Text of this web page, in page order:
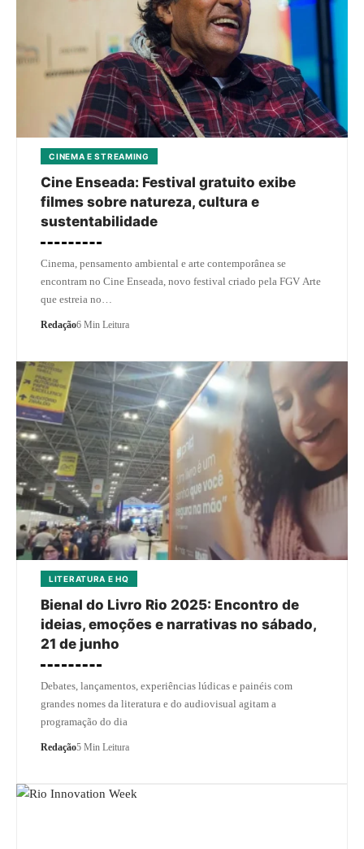
CINEMA E STREAMING
Cine Enseada: Festival gratuito exibe
filmes sobre natureza, cultura e
sustentabilidade
Cinema, pensamento ambiental e arte contemporânea se
encontram no Cine Enseada, novo festival criado pela FGV Arte
que estreia no…
Redação6 Min Leitura
LITERATURA E HQ
Bienal do Livro Rio 2025: Encontro de
ideias, emoções e narrativas no sábado,
21 de junho
Debates, lançamentos, experiências lúdicas e painéis com
grandes nomes da literatura e do audiovisual agitam a
programação do dia
Redação5 Min Leitura